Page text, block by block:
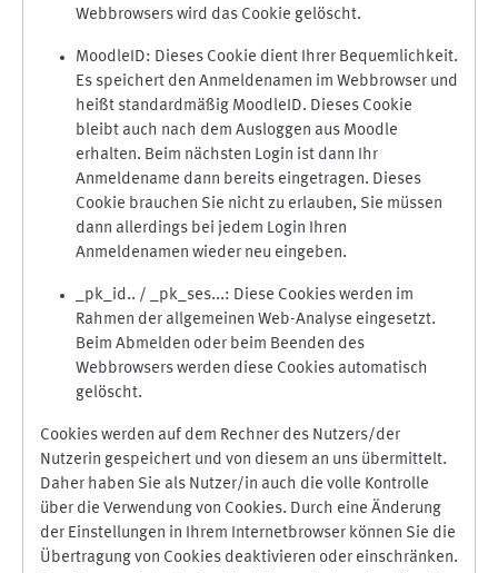
Webbrowsers wird das Cookie gelöscht.
MoodleID: Dieses Cookie dient Ihrer Bequemlichkeit.
Es speichert den Anmeldenamen im Webbrowser und
heißt standardmäßig MoodleID. Dieses Cookie
bleibt auch nach dem Ausloggen aus Moodle
erhalten. Beim nächsten Login ist dann Ihr
Anmeldename dann bereits eingetragen. Dieses
Cookie brauchen Sie nicht zu erlauben, Sie müssen
dann allerdings bei jedem Login Ihren
Anmeldenamen wieder neu eingeben.
_pk_id.. / _pk_ses...: Diese Cookies werden im
Rahmen der allgemeinen Web-Analyse eingesetzt.
Beim Abmelden oder beim Beenden des
Webbrowsers werden diese Cookies automatisch
gelöscht.
Cookies werden auf dem Rechner des Nutzers/der
Nutzerin gespeichert und von diesem an uns übermittelt.
Daher haben Sie als Nutzer/in auch die volle Kontrolle
über die Verwendung von Cookies. Durch eine Änderung
der Einstellungen in Ihrem Internetbrowser können Sie die
Übertragung von Cookies deaktivieren oder einschränken.